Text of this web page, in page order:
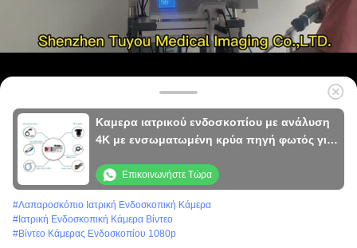
Καμερα ιατρικού ενδοσκοπίου με ανάλυση
4K με ενσωματωμένη κρύα πηγή φωτός για
Επικοινωνήστε Τώρα
#Λαπαροσκόπιο Ιατρική Ενδοσκοπική Κάμερα
# Ιατρική Ενδοσκοπική Κάμερα Βίντεο
#Βίντεο Κάμερας Ενδοσκοπίου 1080p